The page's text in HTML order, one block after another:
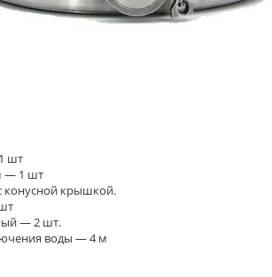
шт
— 1 шт
конусной крышкой.
— 2 шт.
воды — 4 м